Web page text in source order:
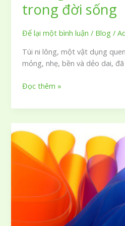
trong đời sống
Để lại một bình luận / Blog /
Túi ni lông, một vật dụng
mỏng, nhẹ, bền và dẻo dai,
Khái
túi
cùng
những
ảnh
hưởng
trong
Đọc thêm »